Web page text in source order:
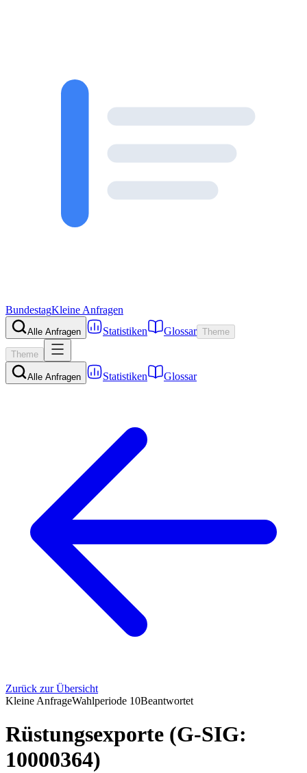
BundestagKleine Anfragen
Alle Anfragen Statistiken Glossar Theme
Theme
Alle Anfragen Statistiken Glossar
Zurück zur Übersicht
Kleine AnfrageWahlperiode 10Beantwortet
Rüstungsexporte (G-SIG:
10000364)